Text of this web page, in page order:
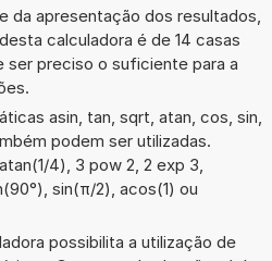
da apresentação dos resultados,
calculadora é de 14 casas
ser preciso o suficiente para a
asin, tan, sqrt, atan, cos, sin,
podem ser utilizadas.
4), 3 pow 2, 2 exp 3,
sin(π/2), acos(1) ou
possibilita a utilização de